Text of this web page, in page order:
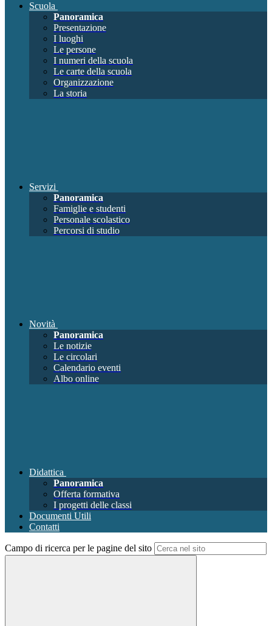
Scuola
Panoramica
Presentazione
I luoghi
Le persone
I numeri della scuola
Le carte della scuola
Organizzazione
La storia
Servizi
Panoramica
Famiglie e studenti
Personale scolastico
Percorsi di studio
Novità
Panoramica
Le notizie
Le circolari
Calendario eventi
Albo online
Didattica
Panoramica
Offerta formativa
I progetti delle classi
Documenti Utili
Contatti
Campo di ricerca per le pagine del sito